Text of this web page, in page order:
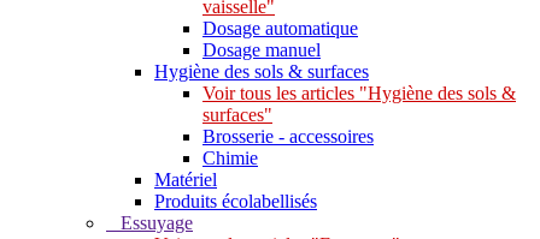
vaisselle"
Dosage automatique
Dosage manuel
Hygiène des sols & surfaces
Voir tous les articles "Hygiène des sols &
surfaces"
Brosserie - accessoires
Chimie
Matériel
Produits écolabellisés
Essuyage